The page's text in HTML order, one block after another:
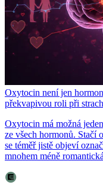
Oxytocin není jen
překvapivou roli při
Oxytocin má možná
ze všech hormonů. Stačí
se téměř jistě objeví
mnohem méně